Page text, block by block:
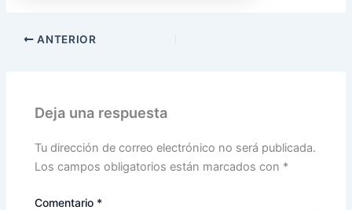
ANTERIOR
Deja una respuesta
Tu dirección de correo electrónico no será publicada.
Los campos obligatorios están marcados con *
Comentario *